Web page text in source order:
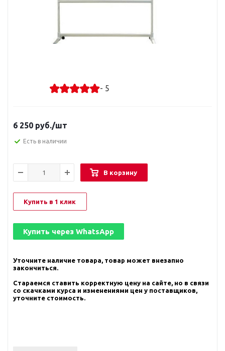
- 5
6 250 руб./шт
Есть в наличии
В корзину
Купить в 1 клик
Купить через WhatsApp
Уточните наличие товара, товар может внезапно
закончиться.
Стараемся ставить корректную цену на сайте, но в связи
со скачками курса и изменениями цен у поставщиков,
уточните стоимость.